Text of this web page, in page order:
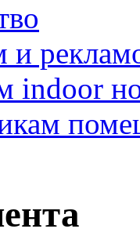
и
indoor